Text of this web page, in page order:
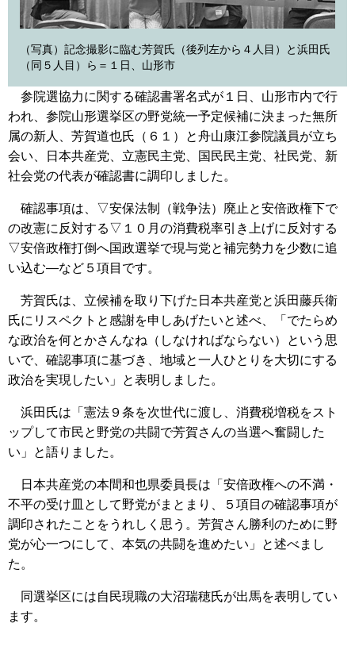
（写真）記念撮影に臨む芳賀氏（後列左から４人目）と浜田氏
（同５人目）ら＝１日、山形市
参院選協力に関する確認書署名式が１日、山形市内で行
われ、参院山形選挙区の野党統一予定候補に決まった無所
属の新人、芳賀道也氏（６１）と舟山康江参院議員が立ち
会い、日本共産党、立憲民主党、国民民主党、社民党、新
社会党の代表が確認書に調印しました。
確認事項は、▽安保法制（戦争法）廃止と安倍政権下で
の改憲に反対する▽１０月の消費税率引き上げに反対する
▽安倍政権打倒へ国政選挙で現与党と補完勢力を少数に追
い込む―など５項目です。
芳賀氏は、立候補を取り下げた日本共産党と浜田藤兵衛
氏にリスペクトと感謝を申しあげたいと述べ、「でたらめ
な政治を何とかさんなね（しなければならない）という思
いで、確認事項に基づき、地域と一人ひとりを大切にする
政治を実現したい」と表明しました。
浜田氏は「憲法９条を次世代に渡し、消費税増税をスト
ップして市民と野党の共闘で芳賀さんの当選へ奮闘した
い」と語りました。
日本共産党の本間和也県委員長は「安倍政権への不満・
不平の受け皿として野党がまとまり、５項目の確認事項が
調印されたことをうれしく思う。芳賀さん勝利のために野
党が心一つにして、本気の共闘を進めたい」と述べまし
た。
同選挙区には自民現職の大沼瑞穂氏が出馬を表明してい
ます。